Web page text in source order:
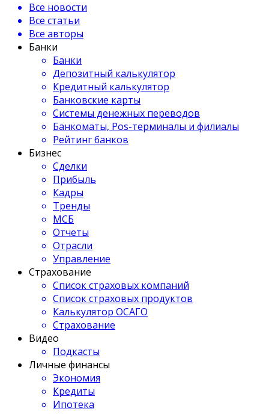
Все новости
Все статьи
Все авторы
Банки
Банки
Депозитный калькулятор
Кредитный калькулятор
Банковские карты
Системы денежных переводов
Банкоматы, Pos-терминалы и филиалы
Рейтинг банков
Бизнес
Сделки
Прибыль
Кадры
Тренды
МСБ
Отчеты
Отрасли
Управление
Страхование
Список страховых компаний
Список страховых продуктов
Калькулятор ОСАГО
Страхование
Видео
Подкасты
Личные финансы
Экономия
Кредиты
Ипотека